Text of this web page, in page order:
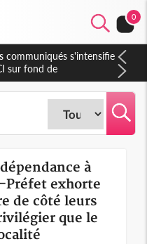
0
plaide pour un
à
Préfet exhorte
de côté leurs
que le